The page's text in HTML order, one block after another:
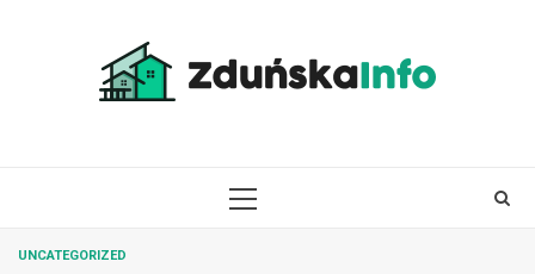
PRIMARY
UNCATEGORIZED